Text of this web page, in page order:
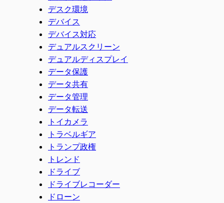
デスク環境
デバイス
デバイス対応
デュアルスクリーン
デュアルディスプレイ
データ保護
データ共有
データ管理
データ転送
トイカメラ
トラベルギア
トランプ政権
トレンド
ドライブ
ドライブレコーダー
ドローン